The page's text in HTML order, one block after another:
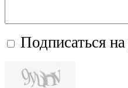
Подписаться